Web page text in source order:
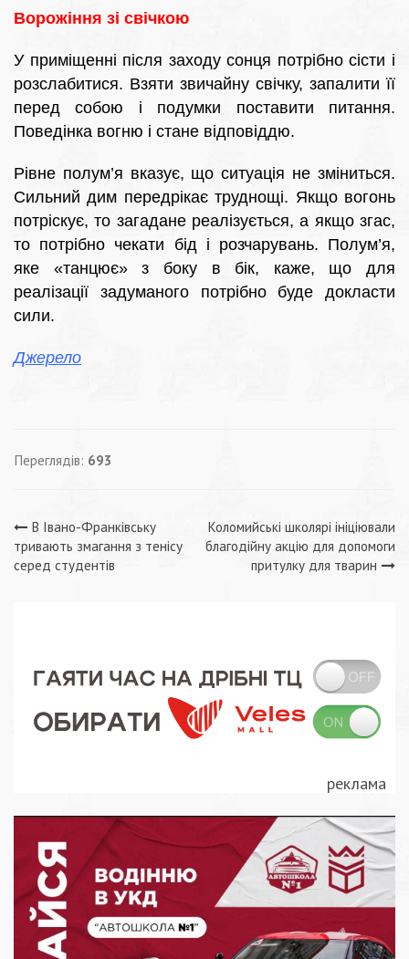
Ворожіння зі свічкою
У приміщенні після заходу сонця потрібно сісти і
розслабитися. Взяти звичайну свічку, запалити її
перед собою і подумки поставити питання.
Поведінка вогню і стане відповіддю.
Рівне полум’я вказує, що ситуація не зміниться.
Сильний дим передрікає труднощі. Якщо вогонь
потріскує, то загадане реалізується, а якщо згас,
то потрібно чекати бід і розчарувань. Полум’я,
яке «танцює» з боку в бік, каже, що для
реалізації задуманого потрібно буде докласти
сили.
Джерело
Переглядів: 693
Навігація
записів
В Івано-Франківську
тривають змагання з тенісу
серед студентів
Коломийські школярі ініціювали
благодійну акцію для допомоги
притулку для тварин